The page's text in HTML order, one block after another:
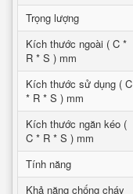
Trọng lượng
Kích thước ngoài ( C *
R * S ) mm
Kích thước sử dụng ( C
* R * S ) mm
Kích thước ngăn kéo (
C * R * S ) mm
Tính năng
Khả năng chống cháy